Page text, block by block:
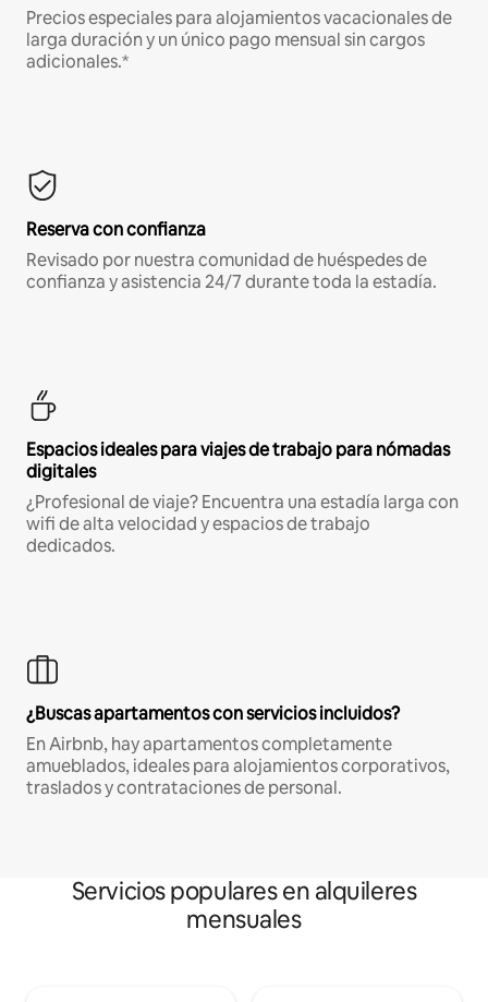
Precios especiales para alojamientos vacacionales de
larga duración y un único pago mensual sin cargos
adicionales.*
Reserva con confianza
Revisado por nuestra comunidad de huéspedes de
confianza y asistencia 24/7 durante toda la estadía.
Espacios ideales para viajes de trabajo para nómadas
digitales
¿Profesional de viaje? Encuentra una estadía larga con
wifi de alta velocidad y espacios de trabajo
dedicados.
¿Buscas apartamentos con servicios incluidos?
En Airbnb, hay apartamentos completamente
amueblados, ideales para alojamientos corporativos,
traslados y contrataciones de personal.
Servicios populares en alquileres
mensuales